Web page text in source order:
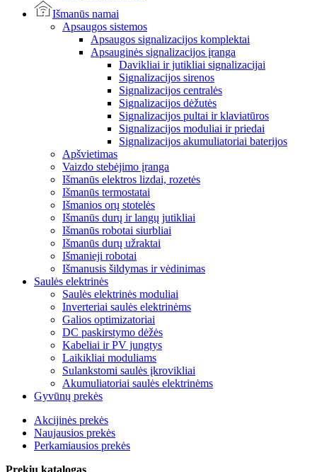
Išmanūs namai
Apsaugos sistemos
Apsaugos signalizacijos komplektai
Apsauginės signalizacijos įranga
Davikliai ir jutikliai signalizacijai
Signalizacijos sirenos
Signalizacijos centralės
Signalizacijos dėžutės
Signalizacijos pultai ir klaviatūros
Signalizacijos moduliai ir priedai
Signalizacijos akumuliatoriai baterijos
Apšvietimas
Vaizdo stebėjimo įranga
Išmanūs elektros lizdai, rozetės
Išmanūs termostatai
Išmanios orų stotelės
Išmanūs durų ir langų jutikliai
Išmanūs robotai siurbliai
Išmanūs durų užraktai
Išmanieji robotai
Išmanusis šildymas ir vėdinimas
Saulės elektrinės
Saulės elektrinės moduliai
Inverteriai saulės elektrinėms
Galios optimizatoriai
DC paskirstymo dėžės
Kabeliai ir PV jungtys
Laikikliai moduliams
Sulankstomi saulės įkrovikliai
Akumuliatoriai saulės elektrinėms
Gyvūnų prekės
Akcijinės prekės
Naujausios prekės
Perkamiausios prekės
Prekių katalogas